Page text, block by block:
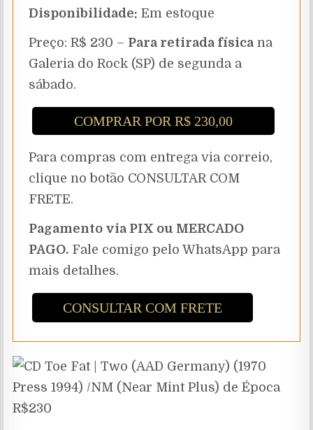
Disponibilidade: Em estoque
Preço: R$ 230 – Para retirada física na
Galeria do Rock (SP) de segunda a
sábado.
COMPRAR POR R$ 230,00
Para compras com entrega via correio,
clique no botão CONSULTAR COM
FRETE.
Pagamento via PIX ou MERCADO
PAGO. Fale comigo pelo WhatsApp para
mais detalhes.
CONSULTAR COM FRETE